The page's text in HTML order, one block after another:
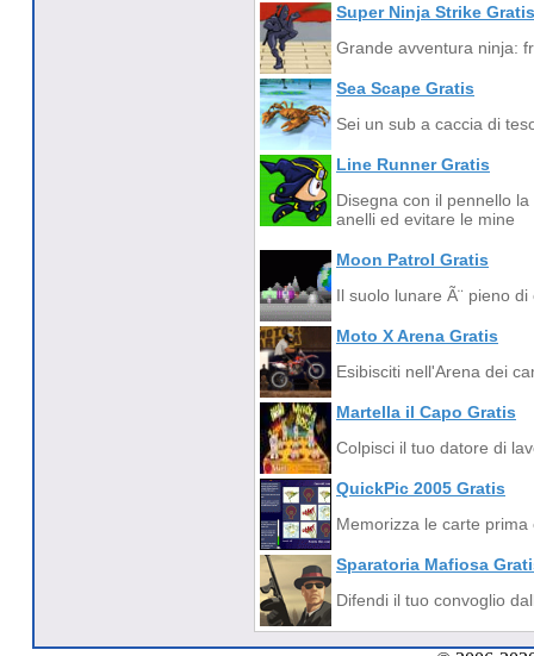
Super Ninja Strike Gratis
Grande avventura ninja:
Sea Scape Gratis
Sei un sub a caccia di
Line Runner Gratis
Disegna con il pennello
anelli ed evitare le mine
Moon Patrol Gratis
Il suolo lunare Ã¨ pieno
Moto X Arena Gratis
Esibisciti nell'Arena dei
Martella il Capo Gratis
Colpisci il tuo datore di
QuickPic 2005 Gratis
Memorizza le carte
Sparatoria Mafiosa
Difendi il tuo convoglio